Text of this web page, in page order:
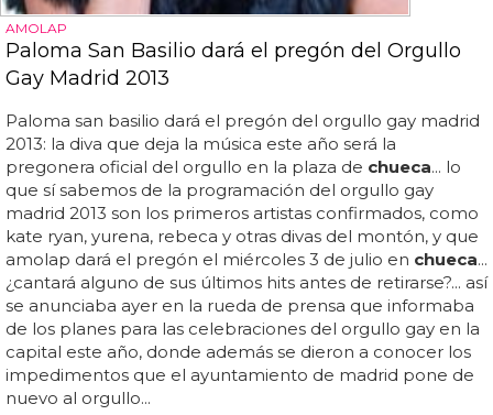
AMOLAP
Paloma San Basilio dará el pregón del Orgullo
Gay Madrid 2013
Paloma san basilio dará el pregón del orgullo gay madrid
2013: la diva que deja la música este año será la
pregonera oficial del orgullo en la plaza de chueca... lo
que sí sabemos de la programación del orgullo gay
madrid 2013 son los primeros artistas confirmados, como
kate ryan, yurena, rebeca y otras divas del montón, y que
amolap dará el pregón el miércoles 3 de julio en chueca...
¿cantará alguno de sus últimos hits antes de retirarse?... así
se anunciaba ayer en la rueda de prensa que informaba
de los planes para las celebraciones del orgullo gay en la
capital este año, donde además se dieron a conocer los
impedimentos que el ayuntamiento de madrid pone de
nuevo al orgullo...